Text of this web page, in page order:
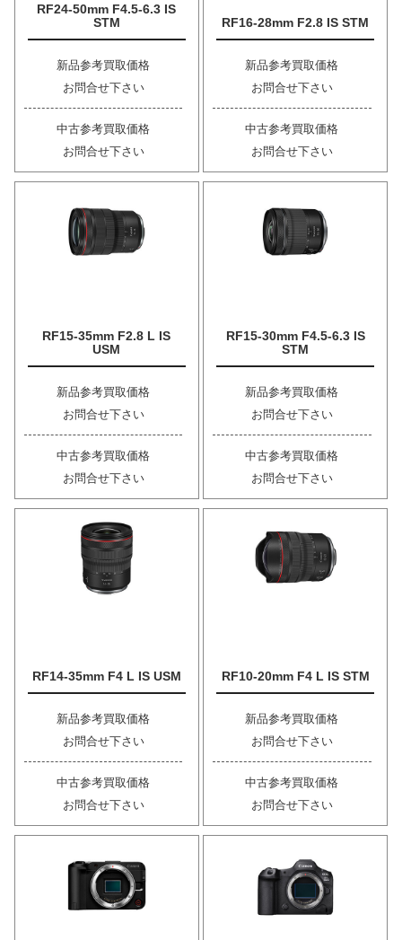
RF24-50mm F4.5-6.3 IS
STM
新品参考買取価格
お問合せ下さい
中古参考買取価格
お問合せ下さい
RF16-28mm F2.8 IS STM
新品参考買取価格
お問合せ下さい
中古参考買取価格
お問合せ下さい
RF15-35mm F2.8 L IS
USM
新品参考買取価格
お問合せ下さい
中古参考買取価格
お問合せ下さい
RF15-30mm F4.5-6.3 IS
STM
新品参考買取価格
お問合せ下さい
中古参考買取価格
お問合せ下さい
RF14-35mm F4 L IS USM
新品参考買取価格
お問合せ下さい
中古参考買取価格
お問合せ下さい
RF10-20mm F4 L IS STM
新品参考買取価格
お問合せ下さい
中古参考買取価格
お問合せ下さい